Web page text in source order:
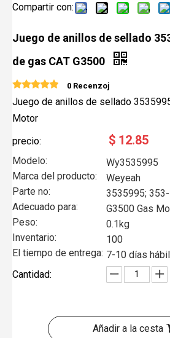
Compartir con:
Juego de anillos de sellado
de gas CAT G3500
0 Recenzoj
Juego de anillos de sellado
Motor
precio:
$ 12.85
Modelo:
Wy3535995
Marca del producto:
Weyeah
Parte no:
3535995;
Adecuado para:
G3500 Gas
Peso:
0.1kg
Inventario:
100
El tiempo de entrega: 7-10 días
Cantidad:
Añadir a la cesta